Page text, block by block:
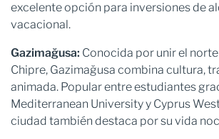
excelente opción para inversiones de
vacacional.
Gazimağusa: Conocida por unir el
Chipre, Gazimağusa combina cultura,
animada. Popular entre estudiantes
Mediterranean University y Cyprus
ciudad también destaca por su vida